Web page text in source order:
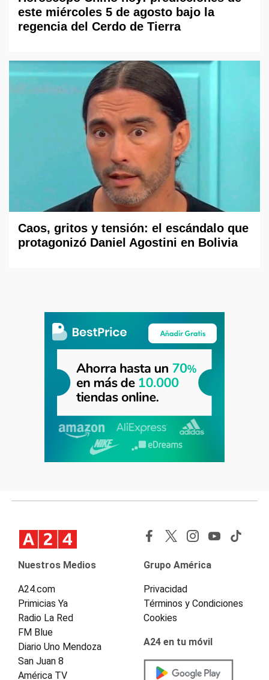
este miércoles 5 de agosto bajo la
regencia del Cerdo de Tierra
Caos, gritos y tensión: el escándalo que
protagonizó Daniel Agostini en Bolivia
Nuestros Medios
A24.com
Primicias Ya
Radio La Red
FM Blue
Diario Uno Mendoza
San Juan 8
América TV
Grupo América
Privacidad
Términos y Condiciones
Cookies
A24 en tu móvil